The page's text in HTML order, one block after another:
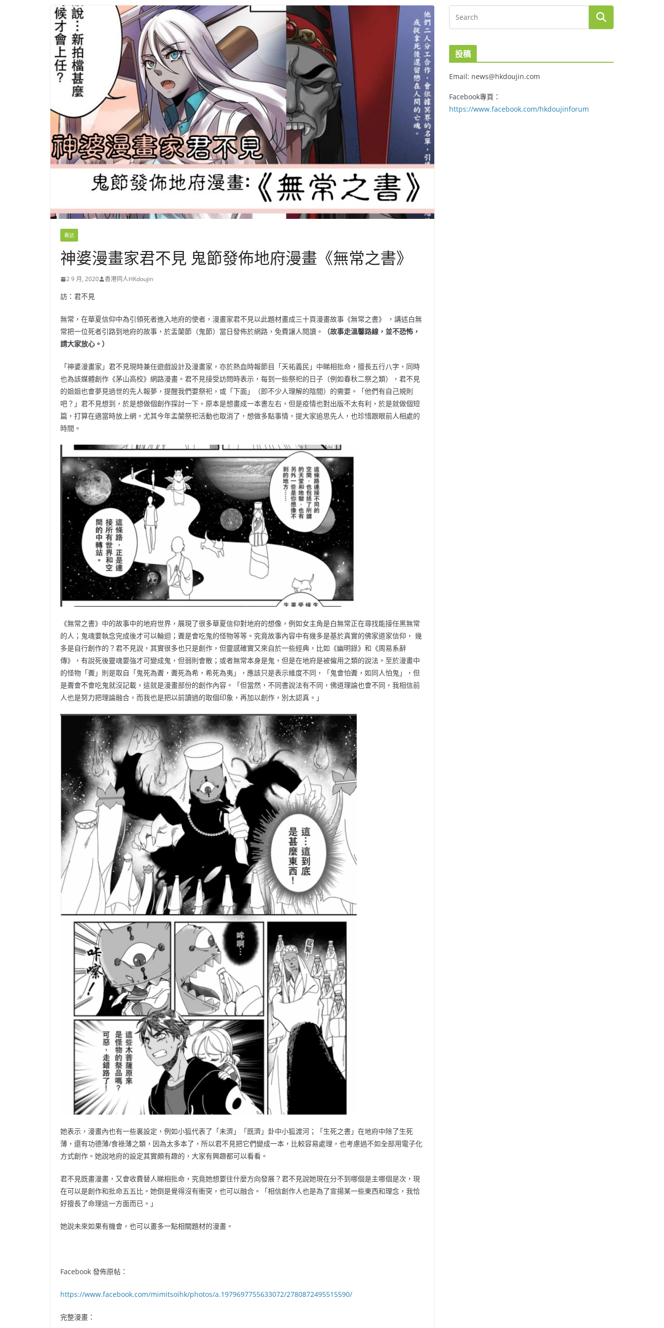
專訪
神婆漫畫家君不見 鬼節發佈地府漫畫《無常之書》
2 9 月, 2020 香港同人HKdoujin
訪：君不見
無常，在華夏信仰中為引領死者進入地府的使者，漫畫家君不見以此題材畫成三十頁漫畫故事 《無常之書》 ，講述白無
常把一位死者引路到地府的故事，於盂蘭節（鬼節）當日發佈於網路，免費讓人閱讀。
（故事走溫馨路線，並不恐怖，
請大家放心。）
「神婆漫畫家」君不見現時兼任遊戲設計及漫畫家，亦於熱血時報節目「天祐義民」中睇相批命，擅長五行八字，同時
也為該媒體創作《茅山高校》網路漫畫。君不見接受訪問時表示，每到一些祭祀的日子（例如春秋二祭之類），君不見
的姐姐也會夢見過世的先人報夢，提醒我們要祭祀，或「下面」（即不少人理解的陰間）的需要。「他們有自己規則
吧？」君不見想到，於是想做個創作探討一下。原本是想畫成一本書左右，但是疫情也對出版不太有利，於是就做個短
篇，打算在適當時放上網，尤其今年盂蘭祭祀活動也取消了，想做多點事情，提大家追思先人，也珍惜跟眼前人相處的
時間。
《無常之書》中的故事中的地府世界，展現了很多華夏信仰對地府的想像，例如女主角是白無常正在尋找能接任黑無常
的人；鬼魂要執念完成後才可以輪迴；聻是會吃鬼的怪物等等。究竟故事內容中有幾多是基於真實的佛家道家信仰， 幾
多是自行創作的？君不見說，其實很多也只是創作，但靈感確實又來自於一些經典，比如《幽明錄》和《周易系辭
傳》，有說死後靈魂要強才可變成鬼，但弱則會散；或者無常本身是鬼，但是在地府是被僱用之類的說法。至於漫畫中
的怪物「聻」則是取自「鬼死為聻，聻死為希，希死為夷」，應該只是表示維度不同，「鬼會怕聻，如同人怕鬼」，但
是聻會不會吃鬼就沒記載，這就是漫畫部份的創作內容。「但當然，不同書說法有不同，佛道理論也會不同，我相信前
人也是努力把理論融合，而我也是把以前讀過的取個印象，再加以創作，別太認真。」
她表示，漫畫內也有一些裏設定，例如小狐代表了「未濟」「既濟」卦中小狐渡河；「生死之書」在地府中除了生死
薄，還有功德薄/食祿薄之類，因為太多本了，所以君不見把它們變成一本，比較容易處理，也考慮過不如全部用電子化
方式創作。她說地府的設定其實頗有趣的，大家有興趣都可以看看。
君不見既畫漫畫，又會收費替人睇相批命，究竟她想要往什麼方向發展？君不見說她現在分不到哪個是主哪個是次，現
在可以是創作和批命五五比。她倒是覺得沒有衝突，也可以融合。「相信創作人也是為了宣揚某一些東西和理念，我恰
好擅長了命理這一方面而已。」
她說未來如果有機會，也可以畫多一點相關題材的漫畫。
Facebook 發佈原帖：
https://www.facebook.com/mimitsoihk/photos/a.1979697755633072/2780872495515590/
完整漫畫：
投稿
Email: news@hkdoujin.com
Facebook專頁：
https://www.facebook.com/hkdoujinforum